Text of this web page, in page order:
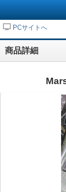
PCサイトへ
商品詳細